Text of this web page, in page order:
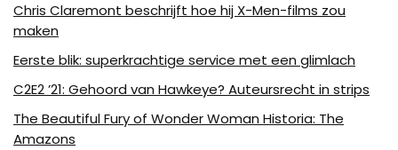
Chris Claremont beschrijft hoe hij X-Men-films zou
maken
Eerste blik: superkrachtige service met een glimlach
C2E2 ’21: Gehoord van Hawkeye? Auteursrecht in strips
The Beautiful Fury of Wonder Woman Historia: The
Amazons